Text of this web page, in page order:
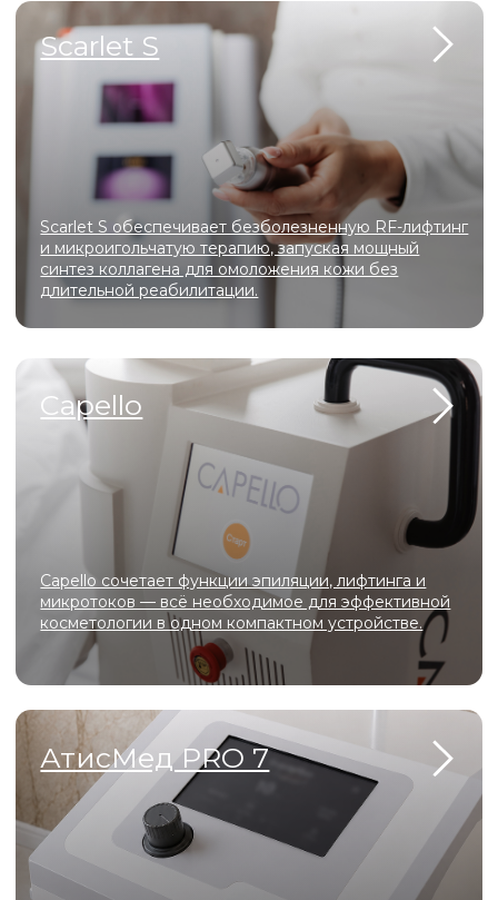
Главный врач, врач-косметолог
ЦКК Элисса
ЗАПИСАТЬСЯ
ВСЕ СПЕЦИАЛИСТЫ
star5792@mail.ru
10:00 - 22:00
e-mail
+7 (925) 366-65-55
Телефон
График работы
Московская область, г.о. Ленинский, рп.
Дрожжино, ул. Южная, д. 16к2
Адрес
И КОСМЕТОЛОГИИ ЭЛИССА»